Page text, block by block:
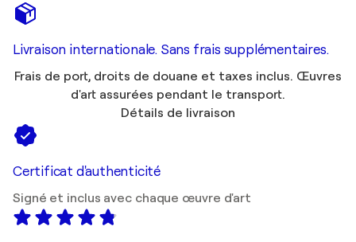
Livraison internationale. Sans frais supplémentaires.
Frais de port, droits de douane et taxes inclus. Œuvres
d'art assurées pendant le transport.
Détails de livraison
Certificat d'authenticité
Signé et inclus avec chaque œuvre d'art